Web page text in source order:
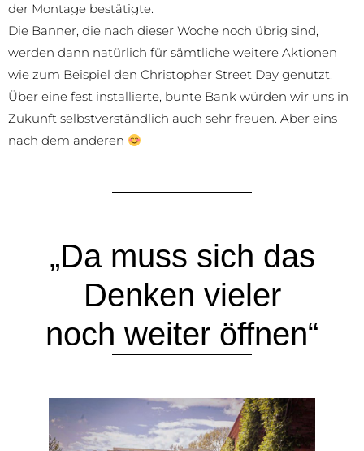
der Montage bestätigte.
Die Banner, die nach dieser Woche noch übrig sind,
werden dann natürlich für sämtliche weitere Aktionen
wie zum Beispiel den Christopher Street Day genutzt.
Über eine fest installierte, bunte Bank würden wir uns in
Zukunft selbstverständlich auch sehr freuen. Aber eins
nach dem anderen
„Da muss sich das
Denken vieler
noch weiter öffnen“